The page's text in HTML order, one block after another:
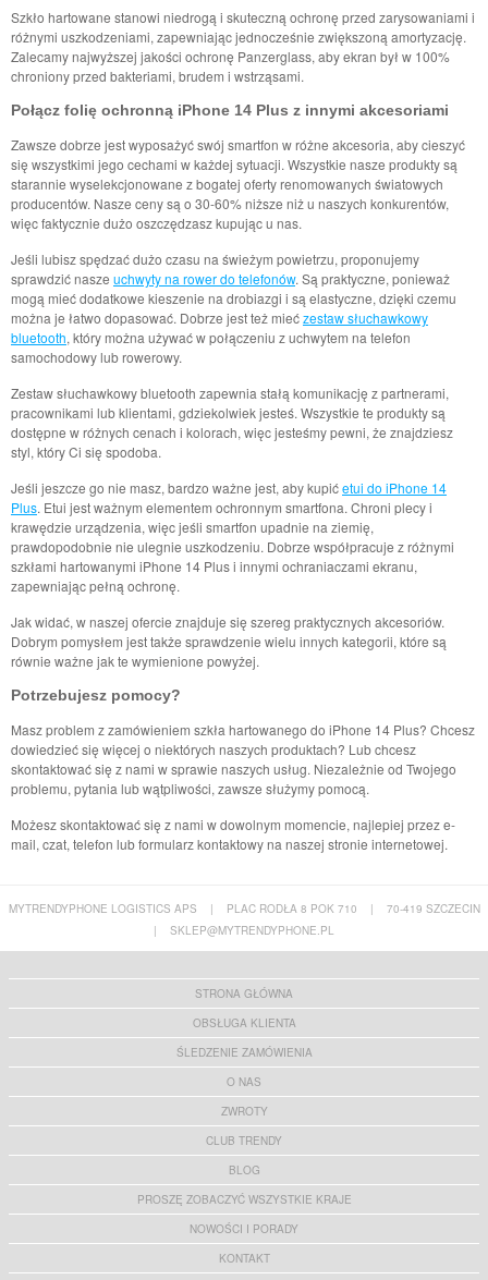
Szkło hartowane stanowi niedrogą i skuteczną ochronę przed zarysowaniami i
różnymi uszkodzeniami, zapewniając jednocześnie zwiększoną amortyzację.
Zalecamy najwyższej jakości ochronę Panzerglass, aby ekran był w 100%
chroniony przed bakteriami, brudem i wstrząsami.
Połącz folię ochronną iPhone 14 Plus z innymi akcesoriami
Zawsze dobrze jest wyposażyć swój smartfon w różne akcesoria, aby cieszyć
się wszystkimi jego cechami w każdej sytuacji. Wszystkie nasze produkty są
starannie wyselekcjonowane z bogatej oferty renomowanych światowych
producentów. Nasze ceny są o 30-60% niższe niż u naszych konkurentów,
więc faktycznie dużo oszczędzasz kupując u nas.
Jeśli lubisz spędzać dużo czasu na świeżym powietrzu, proponujemy
sprawdzić nasze uchwyty na rower do telefonów. Są praktyczne, ponieważ
mogą mieć dodatkowe kieszenie na drobiazgi i są elastyczne, dzięki czemu
można je łatwo dopasować. Dobrze jest też miećzestaw słuchawkowy
bluetooth, który można używać w połączeniu z uchwytem na telefon
samochodowy lub rowerowy.
Zestaw słuchawkowy bluetooth zapewnia stałą komunikację z partnerami,
pracownikami lub klientami, gdziekolwiek jesteś. Wszystkie te produkty są
dostępne w różnych cenach i kolorach, więc jesteśmy pewni, że znajdziesz
styl, który Ci się spodoba.
Jeśli jeszcze go nie masz, bardzo ważne jest, aby kupićetui do iPhone 14
Plus. Etui jest ważnym elementem ochronnym smartfona. Chroni plecy i
krawędzie urządzenia, więc jeśli smartfon upadnie na ziemię,
prawdopodobnie nie ulegnie uszkodzeniu. Dobrze współpracuje z różnymi
szkłami hartowanymi iPhone 14 Plus i innymi ochraniaczami ekranu,
zapewniając pełną ochronę.
Jak widać, w naszej ofercie znajduje się szereg praktycznych akcesoriów.
Dobrym pomysłem jest także sprawdzenie wielu innych kategorii, które są
równie ważne jak te wymienione powyżej.
Potrzebujesz pomocy?
Masz problem z zamówieniem szkła hartowanego do iPhone 14 Plus? Chcesz
dowiedzieć się więcej o niektórych naszych produktach? Lub chcesz
skontaktować się z nami w sprawie naszych usług. Niezależnie od Twojego
problemu, pytania lub wątpliwości, zawsze służymy pomocą.
Możesz skontaktować się z nami w dowolnym momencie, najlepiej przez e-
mail, czat, telefon lub formularz kontaktowy na naszej stronie internetowej.
MYTRENDYPHONE LOGISTICS APS | PLAC RODŁA 8 POK 710 |
70-419 SZCZECIN
|
SKLEP@MYTRENDYPHONE.PL
STRONA GŁÓWNA
OBSŁUGA KLIENTA
ŚLEDZENIE ZAMÓWIENIA
O NAS
ZWROTY
CLUB TRENDY
BLOG
PROSZĘ ZOBACZYĆ WSZYSTKIE KRAJE
NOWOŚCI I PORADY
KONTAKT